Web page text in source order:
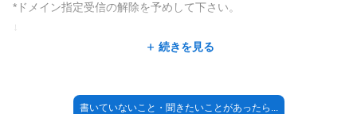
*ドメイン指定受信の解除を予めして下さい。
↓
●サロンの担当者との面接、またはサロン見学を行います。
*履歴書や美容師免許の写しなど、指定された持ち物は前日までに
続きを見る
書いていないこと・聞きたいことがあったら...